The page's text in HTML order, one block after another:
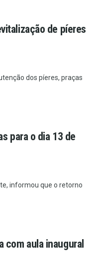
de píeres
dos píeres, praças
para o dia 13 de
informou que o retorno
com aula inaugural